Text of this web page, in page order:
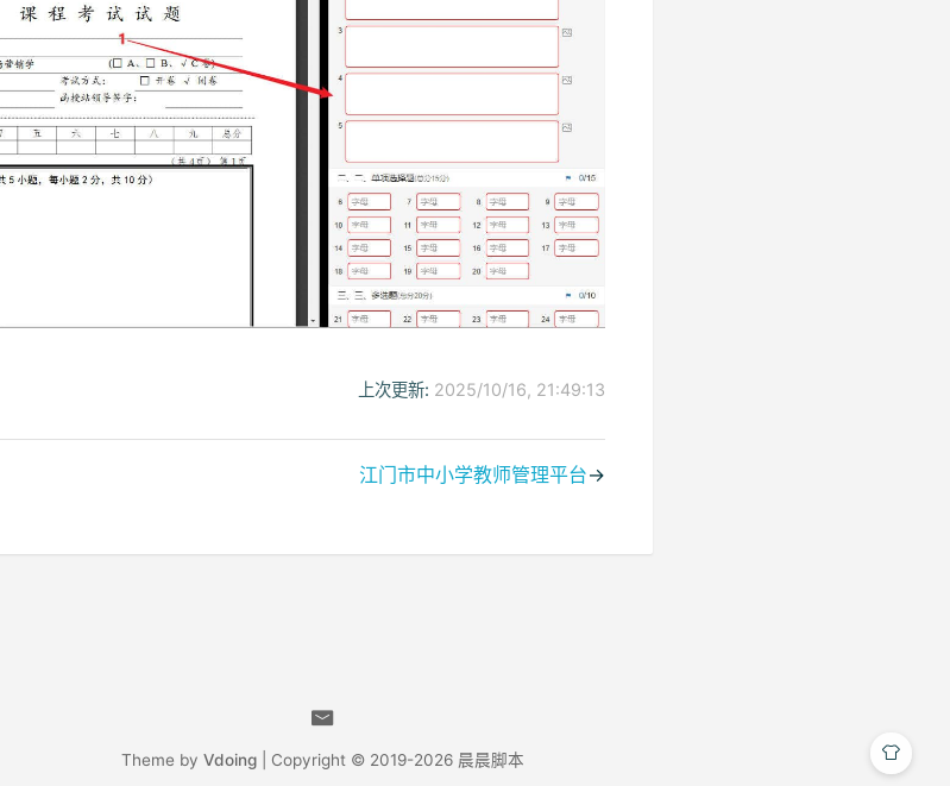
上次更新: 2025/10/16, 21:49:13
江门市中小学教师管理平台→
Theme by Vdoing| Copyright © 2019-2026 晨晨脚本